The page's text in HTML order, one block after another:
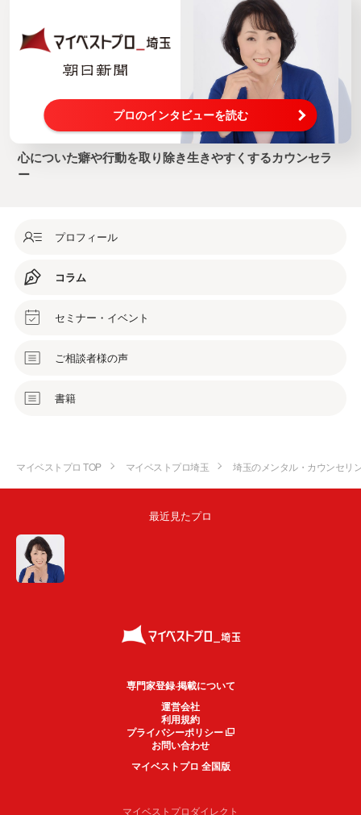
プロのインタビューを読む
心についた癖や行動を取り除き生きやすくするカウンセラ
ー
プロフィール
コラム
セミナー・イベント
ご相談者様の声
書籍
マイベストプロ TOP マイベストプロ埼玉 埼玉のメンタル・カウンセリ
最近見たプロ
専門家登録·掲載について
運営会社
利用規約
プライバシーポリシー
お問い合わせ
マイベストプロ 全国版
マイベストプロダイレクト